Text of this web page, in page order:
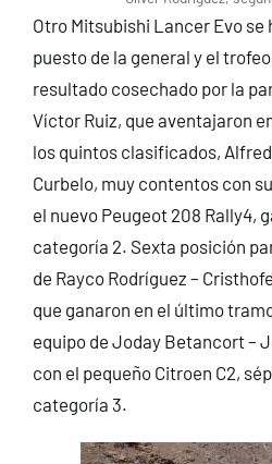
Otro Mitsubishi Lancer Evo se
puesto de la general y el
resultado cosechado por la
Víctor Ruiz, que aventajaron
los quintos clasificados,
Curbelo, muy contentos con
el nuevo Peugeot 208 Rally4,
categoría 2. Sexta posición
de Rayco Rodríguez –
que ganaron en el último
equipo de Joday Betancort –
con el pequeño Citroen C2,
categoría 3.